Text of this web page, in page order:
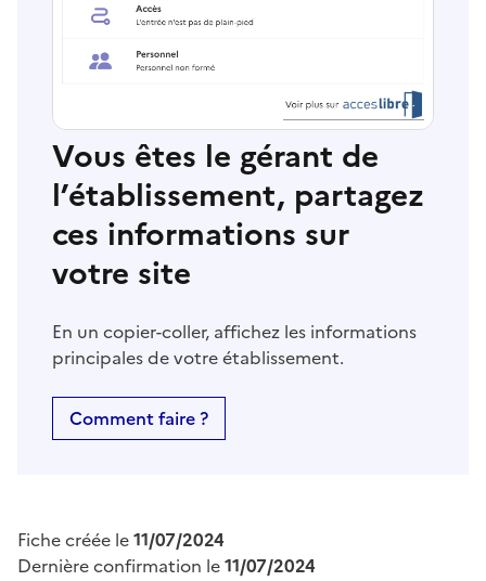
Vous êtes le gérant de
l’établissement, partagez
ces informations sur
votre site
En un copier-coller, affichez les informations
principales de votre établissement.
Comment faire ?
Fiche créée le11/07/2024
Dernière confirmation le11/07/2024